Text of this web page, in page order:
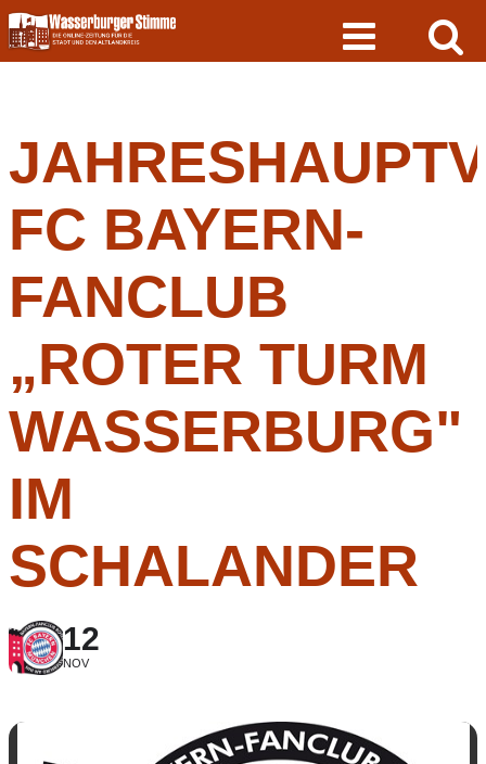
Skip
to
content
FC BAYERN-
FANCLUB
„ROTER TURM
WASSERBURG"
IM
SCHALANDER
12
NOV